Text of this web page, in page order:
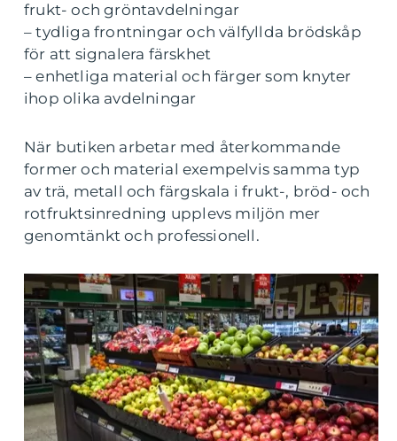
frukt- och gröntavdelningar
– tydliga frontningar och välfyllda brödskåp
för att signalera färskhet
– enhetliga material och färger som knyter
ihop olika avdelningar
När butiken arbetar med återkommande
former och material exempelvis samma typ
av trä, metall och färgskala i frukt-, bröd- och
rotfruktsinredning upplevs miljön mer
genomtänkt och professionell.